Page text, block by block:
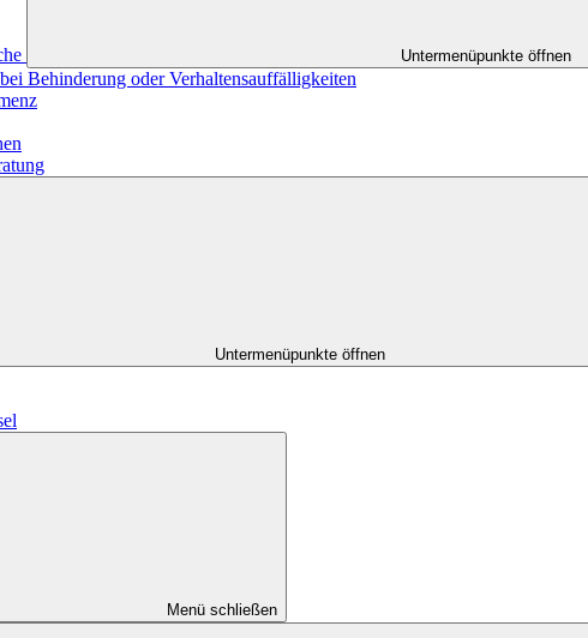
Untermenüpunkte öffnen
Behinderung oder Verhaltensauffälligkeiten
Untermenüpunkte öffnen
Menü schließen